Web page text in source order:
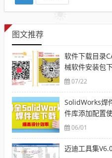
图文推荐
软件下载目录
械软件安装包
07/22
SolidWorks焊
件库添加配置
06/01
迈迪工具集